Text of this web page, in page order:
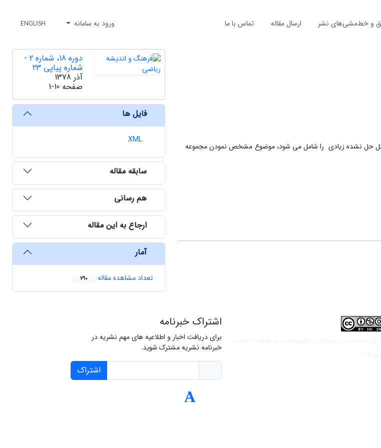
و خط‌مشی‌های نشر ارسال مقاله تماس با ما ورود به سامانه ENGLISH
حل نشده زیادی را شامل می شود، موضوع مشخص نمودن مجموعه
دوره 18، شماره 2 -
شماره پیاپی 23
آذر 1378
صفحه 1-10
فایل ها
XML
سابقه مقاله
هم رسانی
ارجاع به این مقاله
آمار
تعداد مشاهده مقاله 790
اشتراک خبرنامه
برای دریافت اخبار و اطلاعیه های مهم نشریه در
خبرنامه نشریه مشترک شوید.
اشتراک